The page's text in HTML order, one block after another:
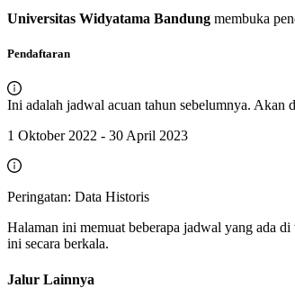
Universitas Widyatama Bandung membuka
Pendaftaran
Ini adalah jadwal acuan tahun sebelumnya. Akan
1 Oktober 2022 - 30 April 2023
Peringatan: Data Historis
Halaman ini memuat beberapa jadwal yang ada
ini secara berkala.
Jalur Lainnya